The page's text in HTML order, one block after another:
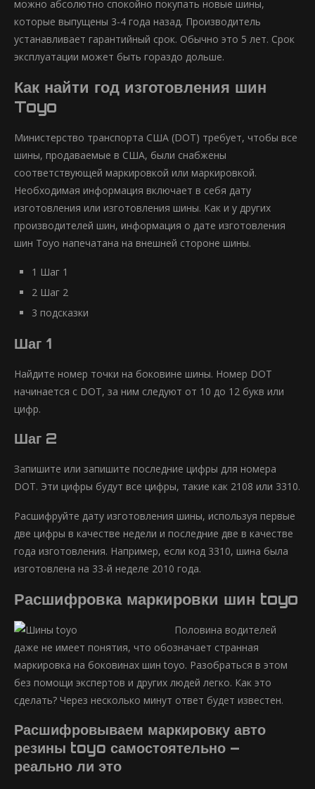
можно абсолютно спокойно покупать новые шины,
которые выпущены 3-4 года назад. Производитель
устанавливает гарантийный срок. Обычно это 5 лет. Срок
эксплуатации может быть гораздо дольше.
Как найти год изготовления шин
Toyo
Министерство транспорта США (DOT) требует, чтобы все
шины, продаваемые в США, были снабжены
соответствующей маркировкой или маркировкой.
Необходимая информация включает в себя дату
изготовления или изготовления шины. Как и у других
производителей шин, информация о дате изготовления
шин Toyo напечатана на внешней стороне шины.
1 Шаг 1
2 Шаг 2
3 подсказки
Шаг 1
Найдите номер точки на боковине шины. Номер DOT
начинается с DOT, за ним следуют от 10 до 12 букв или
цифр.
Шаг 2
Запишите или запишите последние цифры для номера
DOT. Эти цифры будут все цифры, такие как 2108 или 3310.
Расшифруйте дату изготовления шины, используя первые
две цифры в качестве недели и последние две в качестве
года изготовления. Например, если код 3310, шина была
изготовлена ​​на 33-й неделе 2010 года.
Расшифровка маркировки шин toyo
Половина водителей
даже не имеет понятия, что обозначает странная
маркировка на боковинах шин toyo. Разобраться в этом
без помощи экспертов и других людей легко. Как это
сделать? Через несколько минут ответ будет известен.
Расшифровываем маркировку авто
резины toyo самостоятельно –
реально ли это